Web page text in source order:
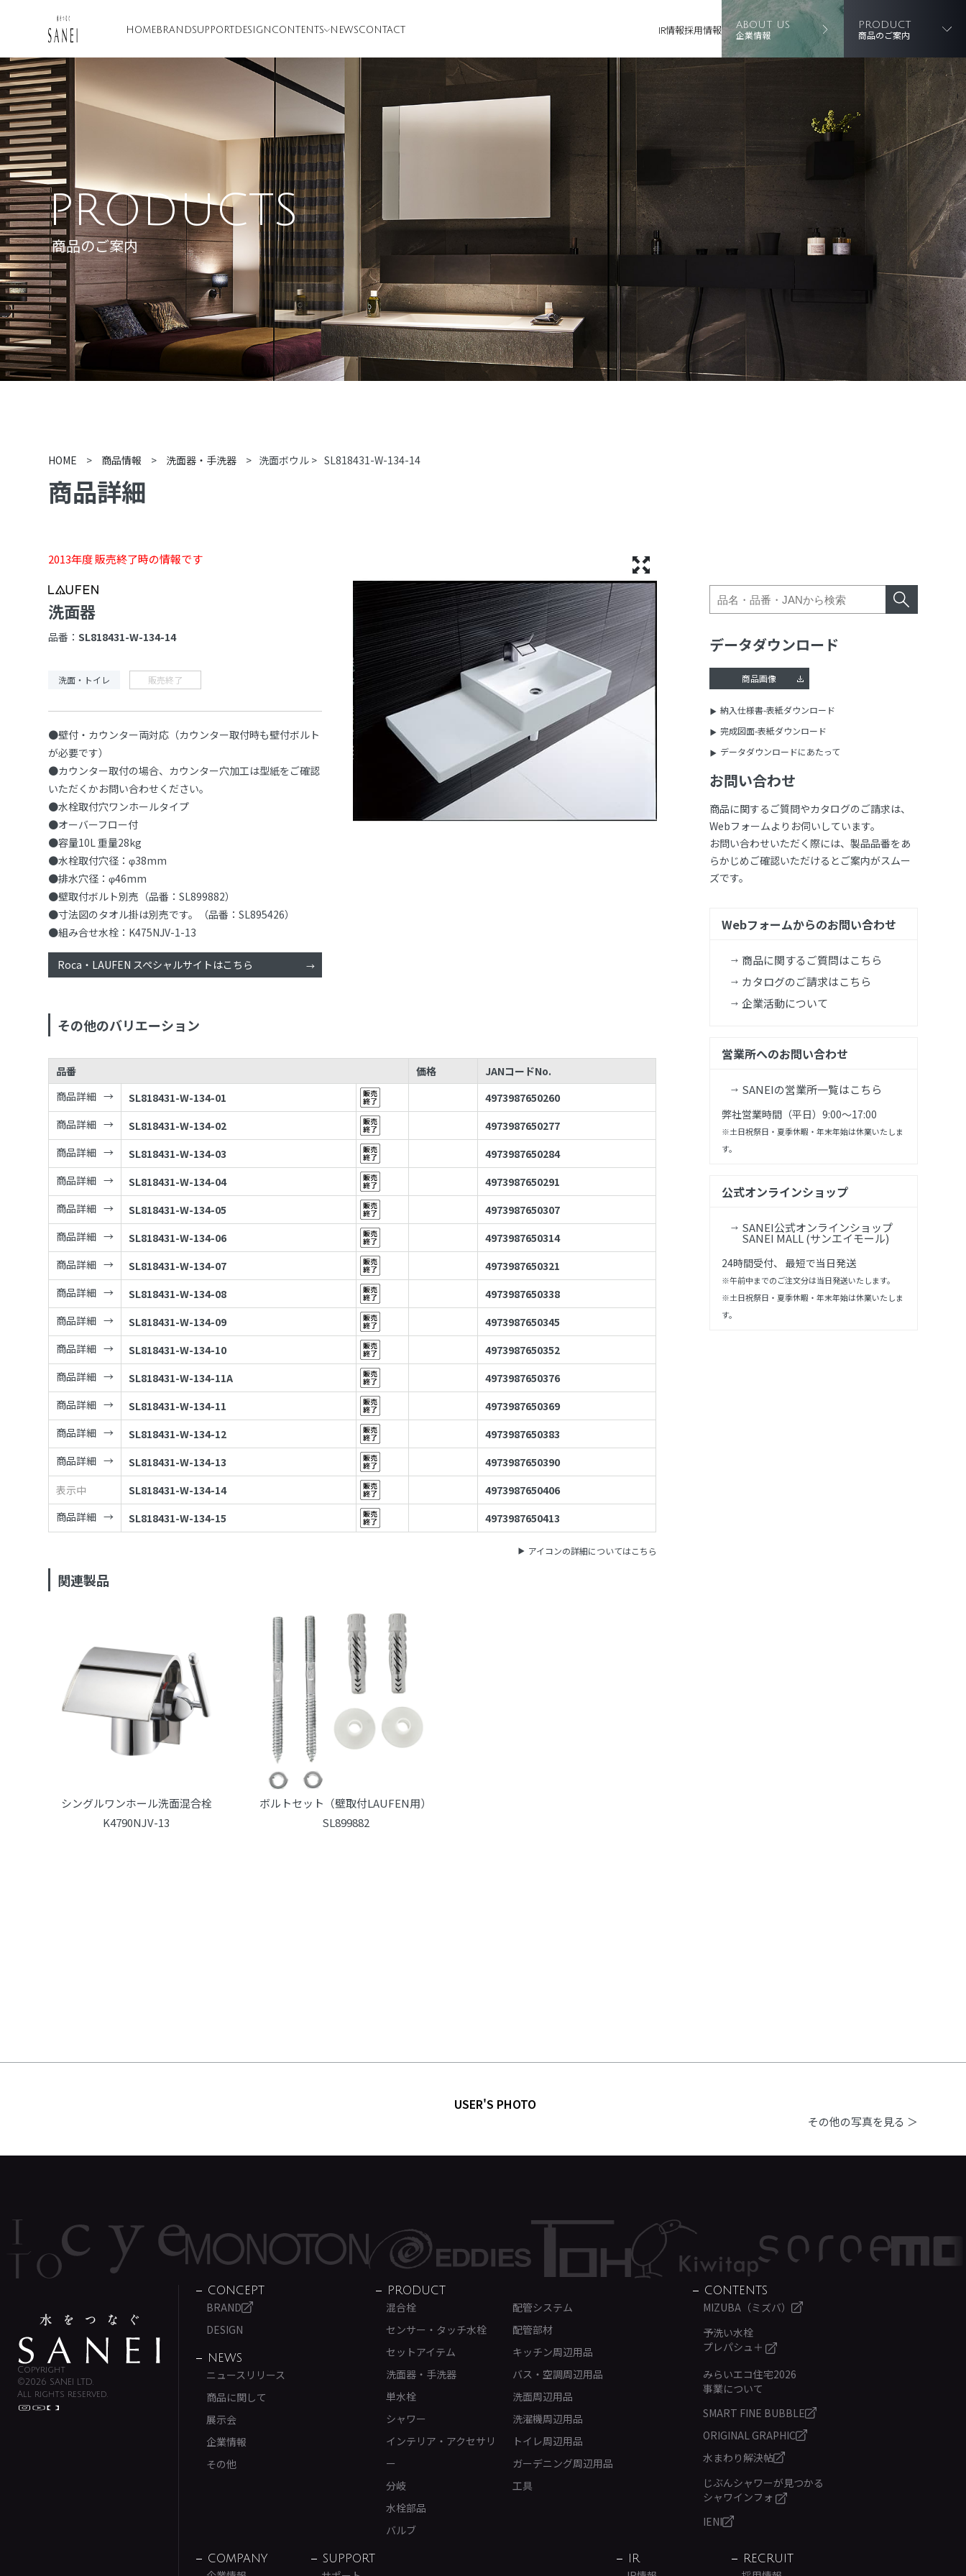
HOME BRANDSUPPORT DESIGN CONTENTS NEWSCONTACT IR情報採用情報 ABOUT US
企業情報
PRODUCT
商品のご案内
PRODUCTS
商品のご案内
HOME > 商品情報 > 洗面器・手洗器 > 洗面ボウル > SL818431-W-134-14
商品詳細
2013年度 販売終了時の情報です
洗面器
品番：SL818431-W-134-14
洗面・トイレ 販売終了
●壁付・カウンター両対応（カウンター取付時も壁付ボルト
が必要です）
●カウンター取付の場合、カウンター穴加工は型紙をご確認
いただくかお問い合わせください。
●水栓取付穴ワンホールタイプ
●オーバーフロー付
●容量10L 重量28kg
●水栓取付穴径：φ38mm
●排水穴径：φ46mm
●壁取付ボルト別売（品番：SL899882）
●寸法図のタオル掛は別売です。（品番：SL895426）
●組み合せ水栓：K475NJV-1-13
Roca・LAUFEN スペシャルサイトはこちら
その他のバリエーション
品番 価格
JANコードNo.
商品詳細
SL818431-W-134-01
4973987650260
商品詳細
SL818431-W-134-02
4973987650277
商品詳細
SL818431-W-134-03
4973987650284
商品詳細
SL818431-W-134-04
4973987650291
商品詳細
SL818431-W-134-05
4973987650307
商品詳細
SL818431-W-134-06
4973987650314
商品詳細
SL818431-W-134-07
4973987650321
商品詳細
SL818431-W-134-08
4973987650338
商品詳細
SL818431-W-134-09
4973987650345
商品詳細
SL818431-W-134-10
4973987650352
商品詳細
SL818431-W-134-11A
4973987650376
商品詳細
SL818431-W-134-11
4973987650369
商品詳細
SL818431-W-134-12
4973987650383
商品詳細
SL818431-W-134-13
4973987650390
表示中
SL818431-W-134-14
4973987650406
商品詳細
SL818431-W-134-15 4973987650413
アイコンの詳細についてはこちら
関連製品
シングルワンホール洗面混合栓
K4790NJV-13
ボルトセット（壁取付LAUFEN用）
SL899882
データダウンロード
商品画像
納入仕様書-表紙ダウンロード
完成図面-表紙ダウンロード
データダウンロードにあたって
お問い合わせ
商品に関するご質問やカタログのご請求は、
Webフォームよりお伺いしています。
お問い合わせいただく際には、製品品番をあ
らかじめご確認いただけるとご案内がスムー
ズです。
Webフォームからのお問い合わせ
商品に関するご質問はこちら
カタログのご請求はこちら
企業活動について
営業所へのお問い合わせ
SANEIの営業所一覧はこちら
弊社営業時間（平日）9:00～17:00
※土日祝祭日・夏季休暇・年末年始は休業いたしま
す。
公式オンラインショップ
SANEI公式オンラインショップ
SANEI MALL (サンエイモール)
24時間受付、 最短で当日発送
※午前中までのご注文分は当日発送いたします。
※土日祝祭日・夏季休暇・年末年始は休業いたしま
す。
USER'S PHOTO
その他の写真を見る ＞
Copyright
©2026 SANEI LTD.
All rights reserved.
CONCEPT
BRAND
DESIGN
NEWS
ニュースリリース
商品に関して
展示会
企業情報
その他
PRODUCT
混合栓
センサー・タッチ水栓
セットアイテム
洗面器・手洗器
単水栓
シャワー
インテリア・アクセサリ
ー
分岐
水栓部品
バルブ
配管システム
配管部材
キッチン周辺用品
バス・空調周辺用品
洗面周辺用品
洗濯機周辺用品
トイレ周辺用品
ガーデニング周辺用品
工具
CONTENTS
MIZUBA（ミズバ）
予洗い水栓
プレパシュ＋
みらいエコ住宅2026
事業について
SMART FINE BUBBLE
ORIGINAL GRAPHIC
水まわり解決帖
じぶんシャワーが見つかる
シャワインフォ
IENI
COMPANY SUPPORT IR RECRUIT